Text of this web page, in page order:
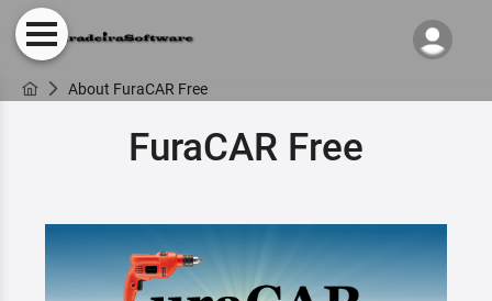
About FuraCAR Free
FuraCAR Free